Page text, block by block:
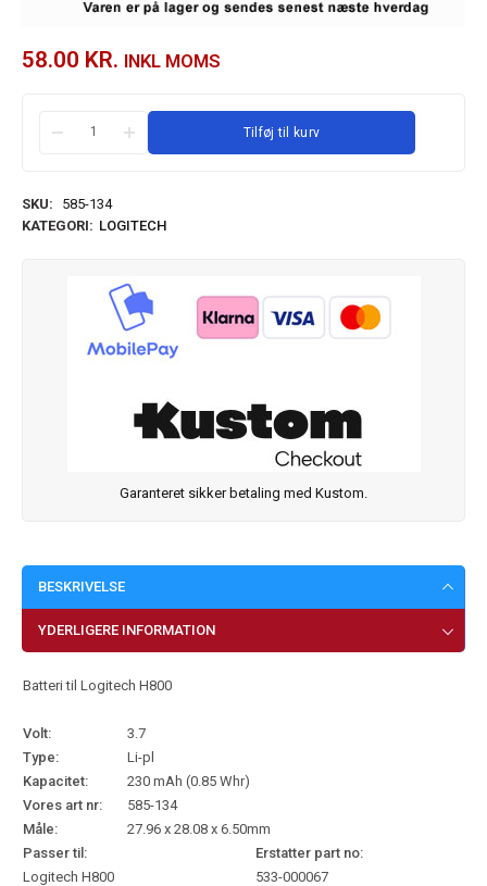
58.00 KR. INKL MOMS
Tilføj til kurv
SKU:
585-134
KATEGORI: LOGITECH
Garanteret sikker betaling med Kustom.
BESKRIVELSE
YDERLIGERE INFORMATION
Batteri til Logitech H800
Volt:
3.7
Type:
Li-pl
Kapacitet:
230 mAh (0.85 Whr)
Vores art nr:
585-134
Måle:
27.96 x 28.08 x 6.50mm
Passer til:
Erstatter part no:
Logitech H800
533-000067